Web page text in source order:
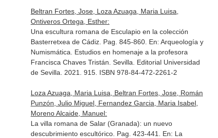
Beltran Fortes, Jose, Loza Azuaga, Maria Luisa,
Ontiveros Ortega, Esther:
Una escultura romana de Esculapio en la colección
Basterretxea de Cádiz. Pag. 845-860. En: Arqueología y
Numismática. Estudios en homenaje a la profesora
Francisca Chaves Tristán . Sevilla. Editorial Universidad
de Sevilla. 2021. 915. ISBN 978-84-472-2261-2
Loza Azuaga, Maria Luisa, Beltran Fortes, Jose, Román
Punzón, Julio Miguel, Fernandez Garcia, Maria Isabel,
Moreno Alcaide, Manuel:
La villa romana de Salar (Granada): un nuevo
descubrimiento escultórico. Pag. 423-441. En: La